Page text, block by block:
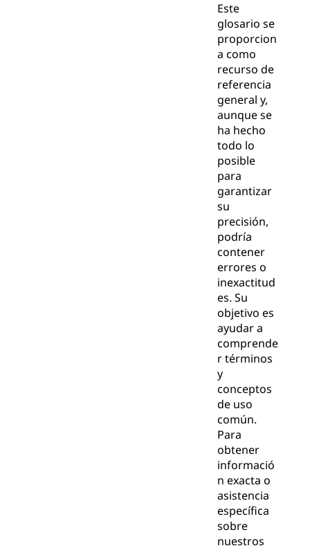
Este
glosario se
proporcion
a como
recurso de
referencia
general y,
aunque se
ha hecho
todo lo
posible
para
garantizar
su
precisión,
podría
contener
errores o
inexactitud
es. Su
objetivo es
ayudar a
comprende
r términos
y
conceptos
de uso
común.
Para
obtener
informació
n exacta o
asistencia
específica
sobre
nuestros